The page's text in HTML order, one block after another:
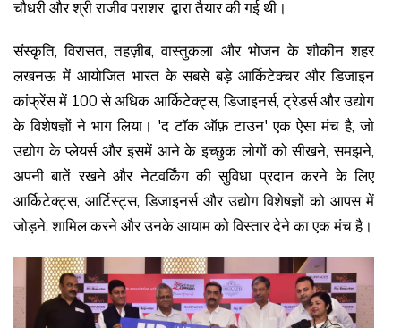
चौधरी और श्री राजीव पराशर द्वारा तैयार की गई थी।
संस्कृति, विरासत, तहज़ीब, वास्तुकला और भोजन के शौकीन शहर
लखनऊ में आयोजित भारत के सबसे बड़े आर्किटेक्चर और डिजाइन
कांफ्रेंस में 100 से अधिक आर्किटेक्ट्स, डिजाइनर्स, ट्रेडर्स और उद्योग
के विशेषज्ञों ने भाग लिया। 'द टॉक ऑफ़ टाउन' एक ऐसा मंच है, जो
उद्योग के प्लेयर्स और इसमें आने के इच्छुक लोगों को सीखने, समझने,
अपनी बातें रखने और नेटवर्किंग की सुविधा प्रदान करने के लिए
आर्किटेक्ट्स, आर्टिस्ट्स, डिजाइनर्स और उद्योग विशेषज्ञों को आपस में
जोड़ने, शामिल करने और उनके आयाम को विस्तार देने का एक मंच है।